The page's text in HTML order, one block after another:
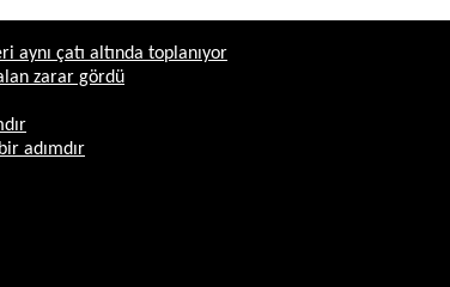
aynı çatı altında toplanıyor
zarar gördü
adımdır